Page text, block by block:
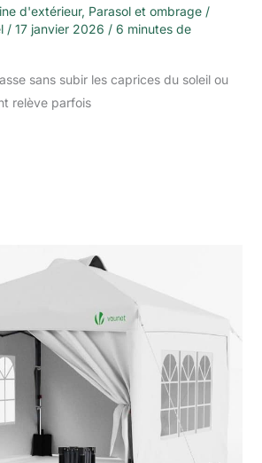
d'extérieur, Parasol et ombrage/
/ 17 janvier 2026 / 6 minutes de
sans subir les caprices du soleil ou
relève parfois